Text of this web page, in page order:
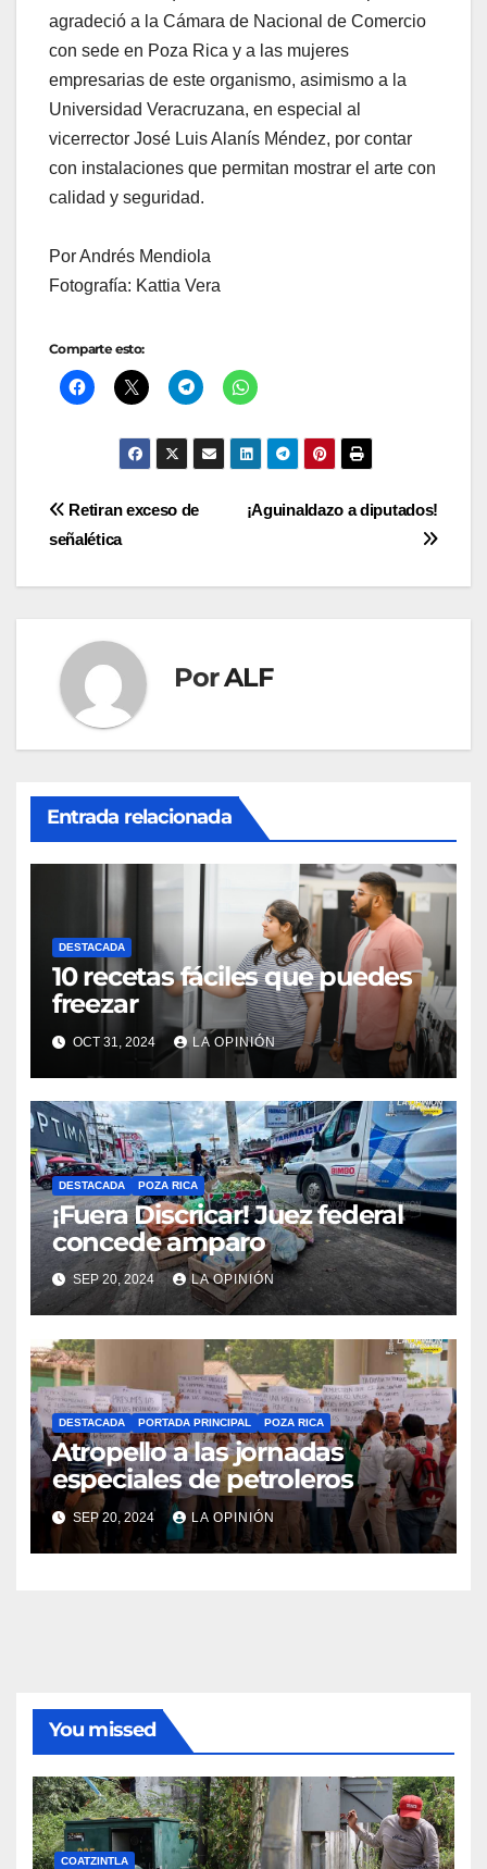
agradeció a la Cámara de Nacional de Comercio
con sede en Poza Rica y a las mujeres
empresarias de este organismo, asimismo a la
Universidad Veracruzana, en especial al
vicerrector José Luis Alanís Méndez, por contar
con instalaciones que permitan mostrar el arte con
calidad y seguridad.
Por Andrés Mendiola
Fotografía: Kattia Vera
Comparte esto:
Navegación
¡Aguinaldazo a diputados!
Retiran exceso de
señalética
PorALF
Entrada relacionada
DESTACADA
10 recetas fáciles que puedes
freezar
OCT 31, 2024 LA OPINIÓN
DESTACADA POZA RICA
¡Fuera Discricar! Juez federal
concede amparo
SEP 20, 2024 LA OPINIÓN
DESTACADA PORTADA PRINCIPAL POZA RICA
Atropello a las jornadas
especiales de petroleros
SEP 20, 2024 LA OPINIÓN
You missed
COATZINTLA